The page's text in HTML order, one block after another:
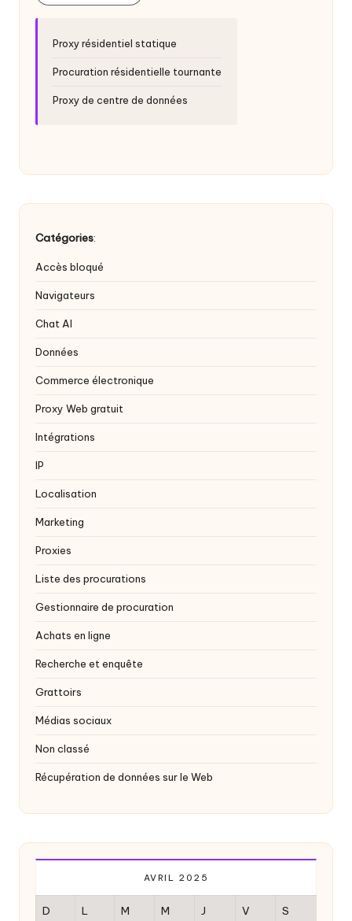
Proxy résidentiel statique
Procuration résidentielle tournante
Proxy de centre de données
Catégories:
Accès bloqué
Navigateurs
Chat AI
Données
Commerce électronique
Proxy Web gratuit
Intégrations
IP
Localisation
Marketing
Proxies
Liste des procurations
Gestionnaire de procuration
Achats en ligne
Recherche et enquête
Grattoirs
Médias sociaux
Non classé
Récupération de données sur le Web
AVRIL 2025
D L M M J V S